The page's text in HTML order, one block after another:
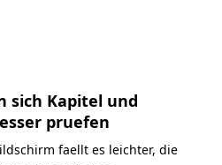
sich Kapitel und
pruefen
faellt es leichter, die